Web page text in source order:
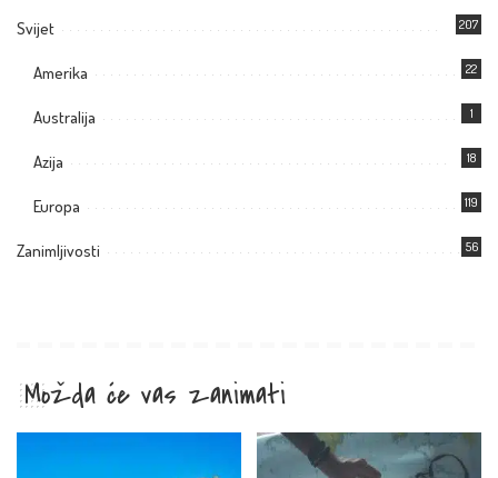
Svijet 207
Amerika 22
Australija 1
Azija 18
Europa 119
Zanimljivosti 56
Možda će vas zanimati